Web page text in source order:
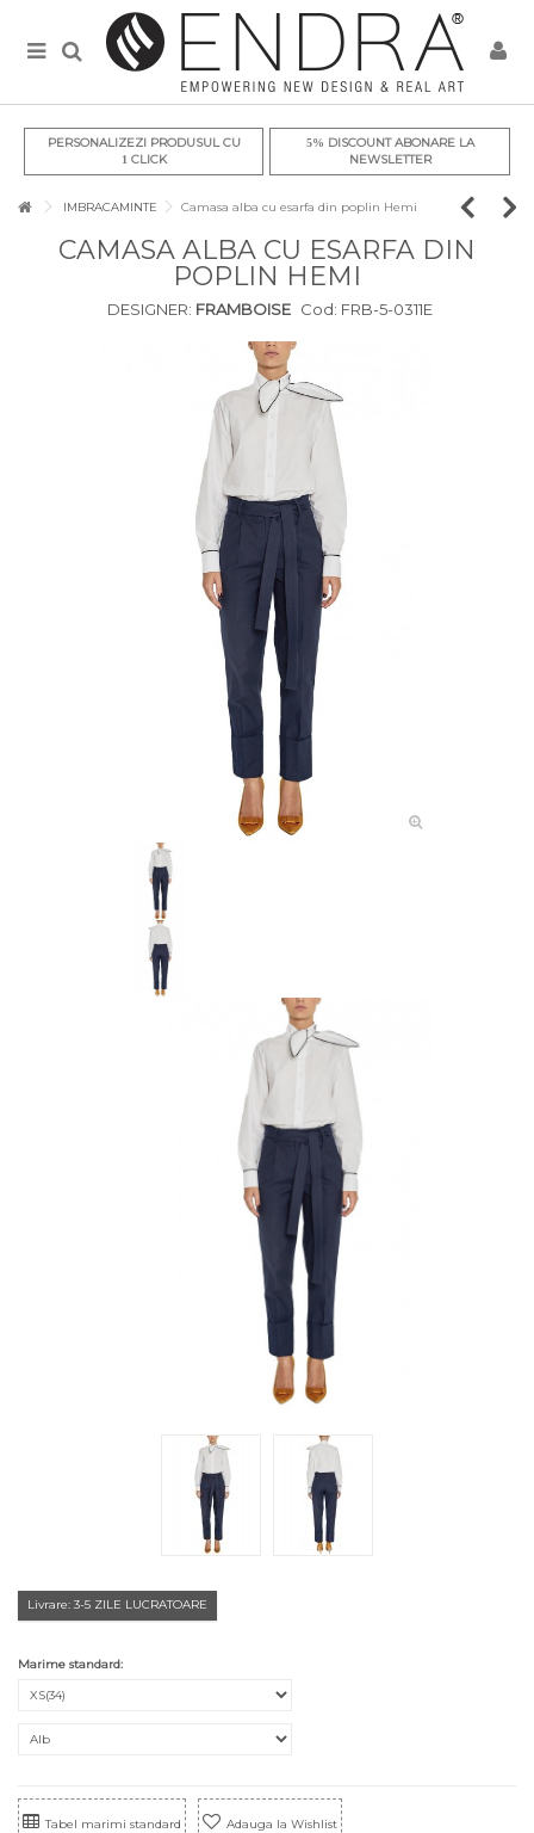
PERSONALIZEZI PRODUSUL CU
1CLICK
5% DISCOUNT ABONARE LA
NEWSLETTER
IMBRACAMINTE Camasa alba cu esarfa din poplin Hemi
CAMASA ALBA CU ESARFA DIN
POPLIN HEMI
DESIGNER: FRAMBOISE Cod: FRB-5-0311E
Livrare: 3-5 ZILE LUCRATOARE
Marime standard:
Tabel marimi standard Adauga la Wishlist